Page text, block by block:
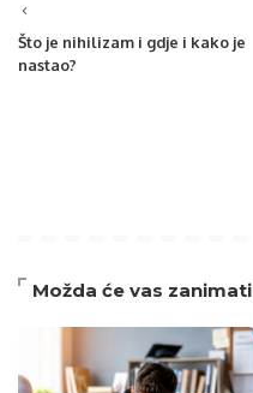
Što je nihilizam i gdje i kako je
nastao?
Možda će vas zanimati